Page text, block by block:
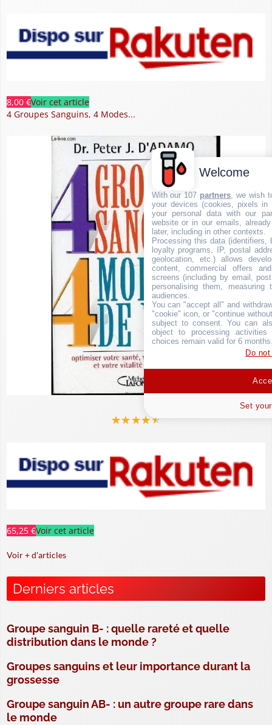
8,00 €Voir cet article
4 Groupes Sanguins, 4 Modes...
★★★★★
65,25 €Voir cet article
Voir + d'articles
Derniers articles
Groupe sanguin B- : quelle rareté et quelle
distribution dans le monde ?
Groupes sanguins et leur importance durant la
grossesse
Groupe sanguin AB- : un autre groupe rare dans
le monde
Welcome
With our 107 partners , we wish
your devices (cookies, pixels
your personal data with our
website or in our emails,
later, including in other contexts.
Processing this data (identifiers,
loyalty programs, IP, postal
geolocation, etc.) allows
content, commercial offers
screens (including by email,
personalising them, measuring
audiences.
You can "accept all" and
"cookie" icon, or "continue
subject to consent. You can
object to processing
choices remain valid for 6
Do
Set